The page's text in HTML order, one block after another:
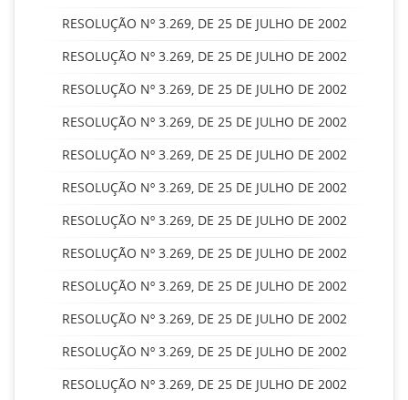
RESOLUÇÃO Nº 3.269, DE 25 DE JULHO DE 2002
RESOLUÇÃO Nº 3.269, DE 25 DE JULHO DE 2002
RESOLUÇÃO Nº 3.269, DE 25 DE JULHO DE 2002
RESOLUÇÃO Nº 3.269, DE 25 DE JULHO DE 2002
RESOLUÇÃO Nº 3.269, DE 25 DE JULHO DE 2002
RESOLUÇÃO Nº 3.269, DE 25 DE JULHO DE 2002
RESOLUÇÃO Nº 3.269, DE 25 DE JULHO DE 2002
RESOLUÇÃO Nº 3.269, DE 25 DE JULHO DE 2002
RESOLUÇÃO Nº 3.269, DE 25 DE JULHO DE 2002
RESOLUÇÃO Nº 3.269, DE 25 DE JULHO DE 2002
RESOLUÇÃO Nº 3.269, DE 25 DE JULHO DE 2002
RESOLUÇÃO Nº 3.269, DE 25 DE JULHO DE 2002